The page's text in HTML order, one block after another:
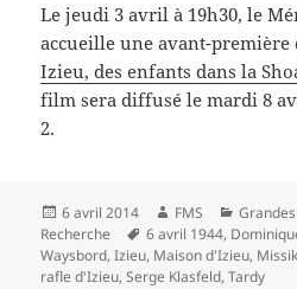
Le jeudi 3 avril à 19h30, le
accueille une avant-
Izieu, des enfants dans la
film sera diffusé le mardi 8
2.
Publié
le
6 avril 2014 Auteur
FMS
Recherche
Mots-
clés
6 avril 1944,
Waysbord,Izieu, Maison d'Izieu,
rafle d'Izieu,Serge Klasfeld,Tardy